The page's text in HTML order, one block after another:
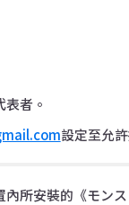
者。
設定至允
所安裝的《モン